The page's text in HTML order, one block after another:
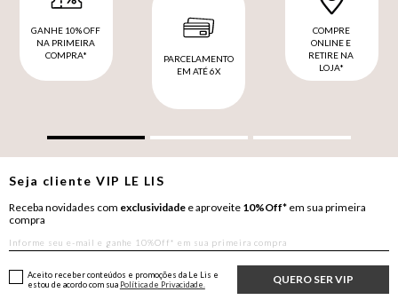
GANHE 10% OFF
NA PRIMEIRA
COMPRA*
PARCELAMENTO
EM ATÉ 6X
COMPRE
ONLINE E
RETIRE NA
LOJA*
Seja clienteVIP LE LIS
Receba novidades com exclusividade e aproveite 10%Off* em sua primeira
compra
QUERO SER VIP
Aceito receber conteúdos e promoções da Le Lis e
estou de acordo com sua Política de Privacidade.